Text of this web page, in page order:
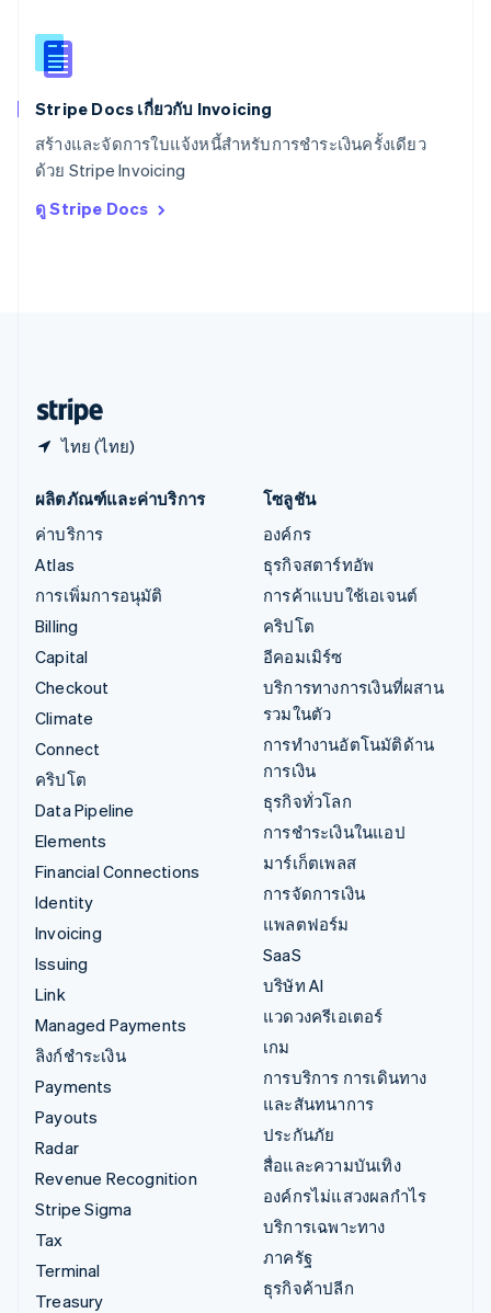
Stripe Docs เกี่ยวกับ Invoicing
สร้างและจัดการใบแจ้งหนี้สำหรับการชำระเงินครั้งเดียว
ด้วย Stripe Invoicing
ดู Stripe Docs
ไทย (ไทย)
English
สิงคโปร์
ออสเตรเลีย
ออสเตรีย
DeutschEnglish
ItalianoEnglish
ผลิตภัณฑ์และค่าบริการ
ค่าบริการ
Atlas
การเพิ่มการอนุมัติ
Billing
Capital
Checkout
Climate
Connect
คริปโต
Data Pipeline
Elements
Financial Connections
Identity
Invoicing
Issuing
Link
Managed Payments
ลิงก์ชำระเงิน
Payments
Payouts
Radar
Revenue Recognition
Stripe Sigma
Tax
Terminal
Treasury
โซลูชัน
องค์กร
ธุรกิจสตาร์ทอัพ
การค้าแบบใช้เอเจนต์
คริปโต
อีคอมเมิร์ซ
บริการทางการเงินที่ผสาน
รวมในตัว
การทำงานอัตโนมัติด้าน
การเงิน
ธุรกิจทั่วโลก
การชำระเงินในแอป
มาร์เก็ตเพลส
การจัดการเงิน
แพลตฟอร์ม
SaaS
บริษัท AI
แวดวงครีเอเตอร์
เกม
การบริการ การเดินทาง
และสันทนาการ
ประกันภัย
สื่อและความบันเทิง
องค์กรไม่แสวงผลกำไร
บริการเฉพาะทาง
ภาครัฐ
ธุรกิจค้าปลีก